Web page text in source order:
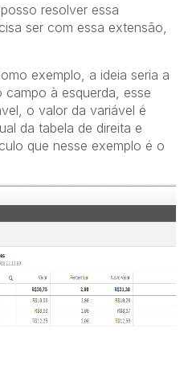
resolver essa
ser com essa extensão,
exemplo, a ideia seria a
à esquerda, esse
o valor da variável é
da tabela de direita e
que nesse exemplo é o